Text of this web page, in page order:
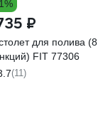
₽
для полива (8
FIT 77306
(11)